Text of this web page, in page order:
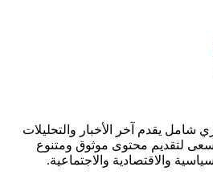
شامل يقدم آخر الأخبار والتحليلات
لتقديم محتوى موثوق ومتنوع
والاقتصادية والاجتماعية.